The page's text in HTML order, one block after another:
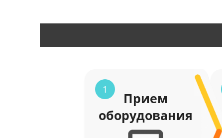
1
Прием
оборудования